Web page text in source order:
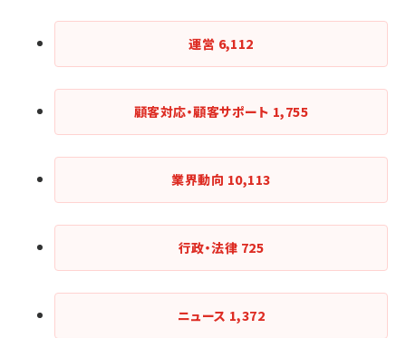
運営 6,112
顧客対応・顧客サポート 1,755
業界動向 10,113
行政・法律 725
ニュース 1,372